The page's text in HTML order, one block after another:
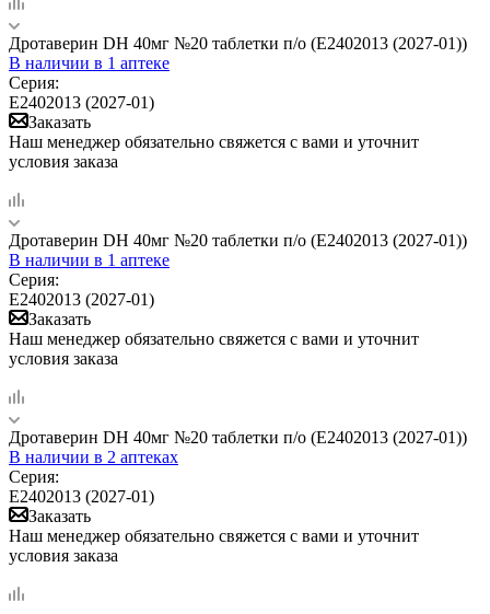
Дротаверин DH 40мг №20 таблетки п/о (Е2402013 (2027-01))
В наличии в 1 аптеке
Серия:
Е2402013 (2027-01)
Заказать
Наш менеджер обязательно свяжется с вами и уточнит
условия заказа
Дротаверин DH 40мг №20 таблетки п/о (Е2402013 (2027-01))
В наличии в 1 аптеке
Серия:
Е2402013 (2027-01)
Заказать
Наш менеджер обязательно свяжется с вами и уточнит
условия заказа
Дротаверин DH 40мг №20 таблетки п/о (Е2402013 (2027-01))
В наличии в 2 аптеках
Серия:
Е2402013 (2027-01)
Заказать
Наш менеджер обязательно свяжется с вами и уточнит
условия заказа